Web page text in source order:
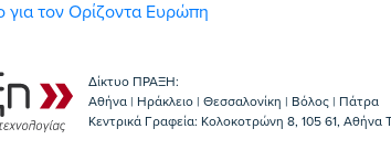
για τον Ορίζοντα Ευρώπη
Δίκτυο ΠΡΑΞΗ:
Αθήνα | Ηράκλειο | Θεσσαλονίκη | Βόλος | Πάτρα
Κεντρικά Γραφεία: Kολοκοτρώνη 8, 105 61, Αθήνα